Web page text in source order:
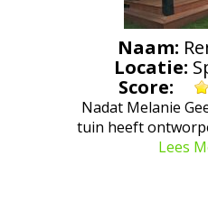
Naam:
Locatie:
Score:
Nadat Melanie
tuin heeft
Lees